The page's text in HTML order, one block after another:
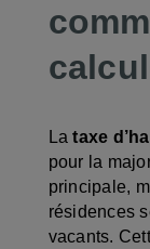
Lataxe
pour la
principale,
résidences
vacants.